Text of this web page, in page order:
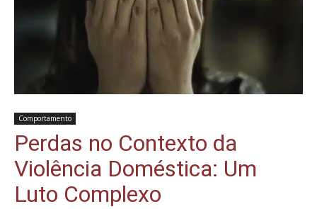
Comportamento
Perdas no Contexto da
Violência Doméstica: Um
Luto Complexo